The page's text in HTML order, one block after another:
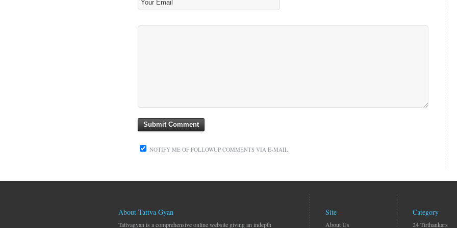
NOTIFY ME OF FOLLOWUP COMMENTS VIA E-MAIL.
About Tattva Gyan
Tattvagyan is a comprehensive online website giving an indepth
Site
About Us
Category
24 Tirthankars